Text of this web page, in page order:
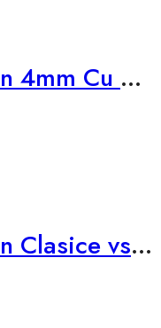
Verighete Aur Galben 4mm Cu Piatra d850-g
Verighete Aur Galben Clasice vsp-5mm